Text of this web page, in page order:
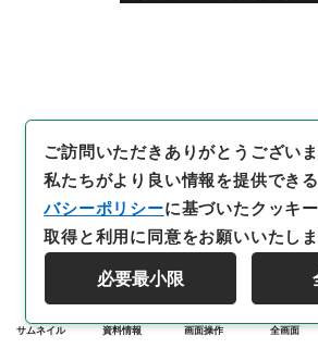
サムネイル 資料情報 画面操作 全画面
ご訪問いただきありがとうございま
私たちがより良い情報を提供できる
バシーポリシーに基づいたクッキ
取得と利用に同意をお願いいたしま
必要最小限